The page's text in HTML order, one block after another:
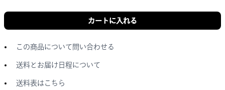
カートに入れる
この商品について問い合わせる
送料とお届け日程について
送料表はこちら